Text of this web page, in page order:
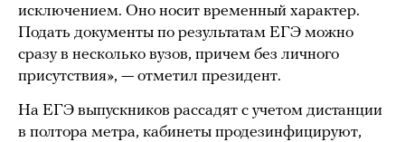
исключением. Оно носит временный характер.
Подать документы по результатам ЕГЭ можно
сразу в несколько вузов, причем без личного
присутствия», — отметил президент.
На ЕГЭ выпускников рассадят с учетом дистанции
в полтора метра, кабинеты продезинфицируют,